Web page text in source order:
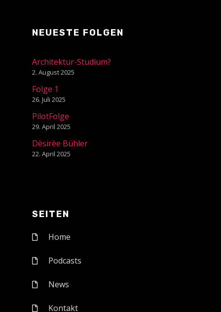
NEUESTE FOLGEN
Architektur-Studium?
2. August 2025
Folge 1
26. Juli 2025
PilotFolge
29. April 2025
Dèsirèe Bühler
22. April 2025
SEITEN
Home
Podcasts
News
Kontakt